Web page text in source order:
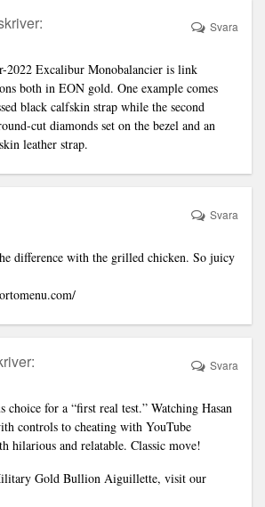
2022 Excalibur Monobalancier is link
both in EON gold. One example comes
black calfskin strap while the second
cut diamonds set on the bezel and an
leather strap.
Svara
difference with the grilled chicken. So juicy
Svara
choice for a “first real test.” Watching Hasan
controls to cheating with YouTube
hilarious and relatable. Classic move!
Gold Bullion Aiguillette, visit our
Svara